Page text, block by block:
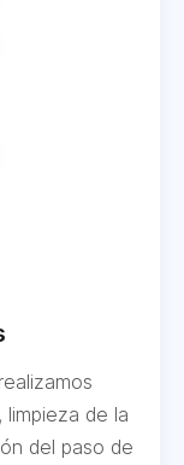
de la
del paso de